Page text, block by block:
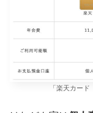
「楽天カー